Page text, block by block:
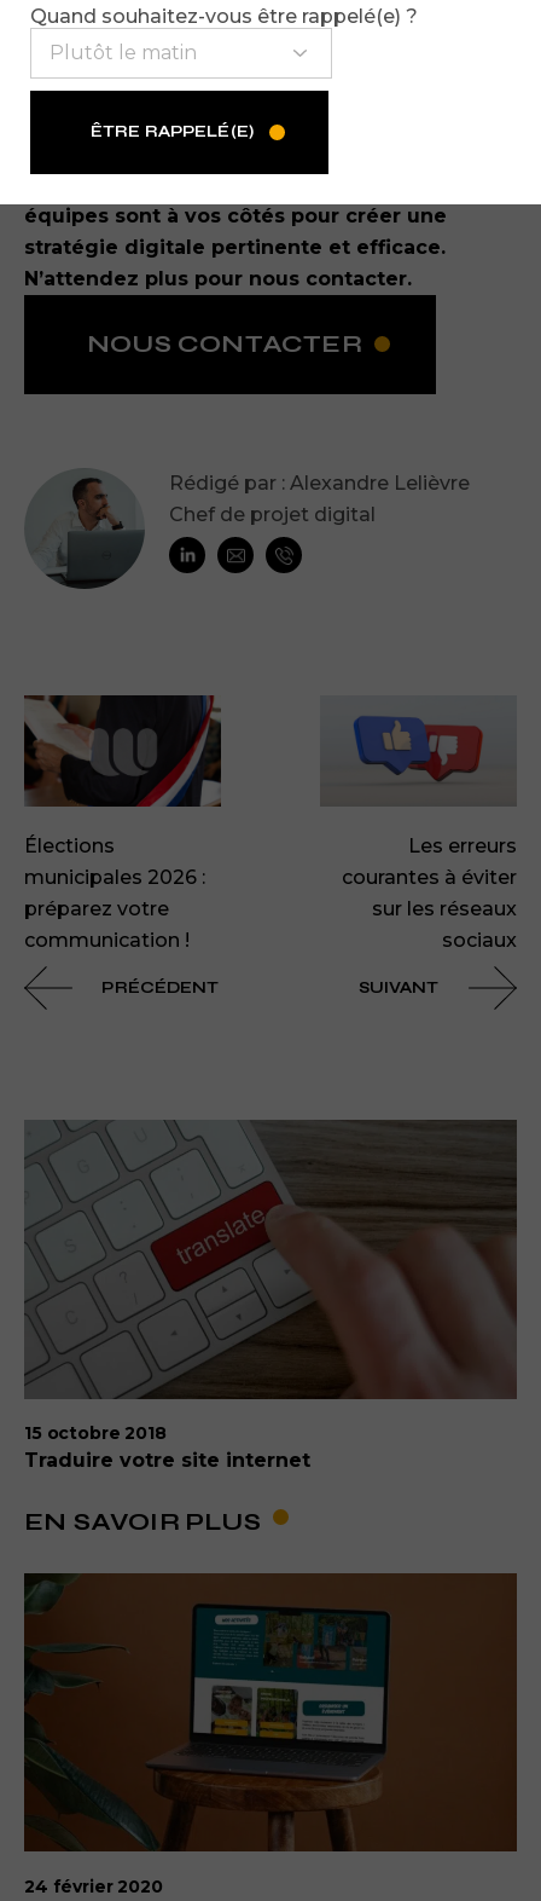
Pour vendre des prestations en ligne, il est crucial
de soigner votre présence numérique. Un site
équipes sont à vos côtés pour créer une
stratégie digitale pertinente et efficace.
N’attendez plus pour nous contacter.
NOUS CONTACTER
Rédigé par : Alexandre Lelièvre
Chef de projet digital
Élections
municipales 2026 :
préparez votre
communication !
PRÉCÉDENT
Les erreurs
courantes à éviter
sur les réseaux
sociaux
SUIVANT
15 octobre 2018
Traduire votre site internet
EN SAVOIR PLUS
24 février 2020
Quand souhaitez-vous être rappelé(e) ?
ÊTRE RAPPELÉ(E)